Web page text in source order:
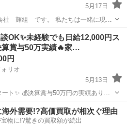
5月17日
。 私たちは一緒に現場
ます。 当社は工事においての利益を
張りが直接収入に繋がるシステムを採
とは...
足場
OK✨未経験でも日給12,000円ス
算賞与50万実績🔥家…
円
リオ
5月13日
ト✨ 💰決算賞与50万円の実績あり🔥
トレルーム完備💪 👷若手募集｜女性
スタッフも活躍中✨ ✨⭐️この求人、実はかなり“穴場”です⭐️✨ ＿...
未経験
外需要!?高価買取が相次ぐ理由
物に!?驚きの買取額が続出